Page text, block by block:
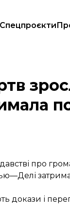
Спецпроєкти
600 людей
про
докази і